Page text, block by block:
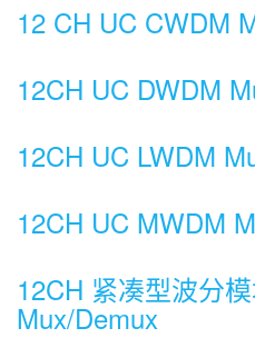
12 CH UC CWDM
12CH UC DWDM
12CH UC LWDM
12CH UC MWDM
12CH 紧凑型波分
Mux/Demux